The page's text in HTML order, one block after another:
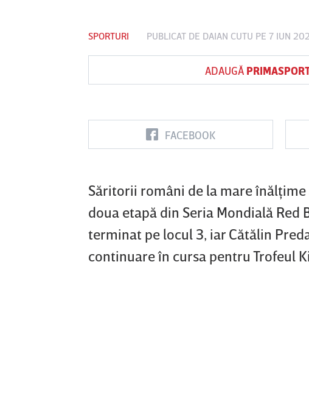
SPORTURI PUBLICAT DE DAIAN CUTU PE 7 IUN
ADAUGĂ
FACEBOOK
Săritorii români de la mare
doua etapă din Seria Mondială
terminat pe locul 3, iar Cătălin
continuare în cursa pentru Trofeul
UTA Arad
Vs
Rapid
Farul
Vs